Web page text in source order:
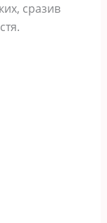
сразив